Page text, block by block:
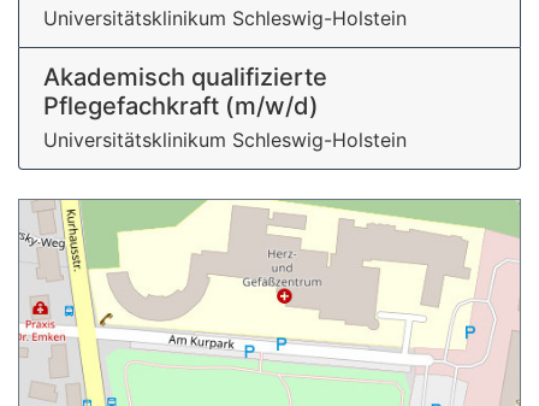
Universitätsklinikum Schleswig-Holstein
Akademisch qualifizierte
Pflegefachkraft (m/w/d)
Universitätsklinikum Schleswig-Holstein